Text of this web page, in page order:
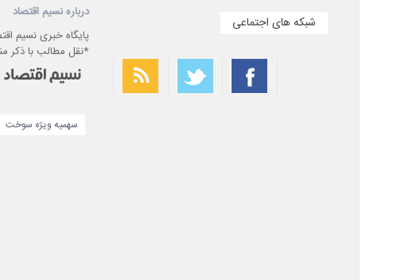
درباره نسیم اقتصاد
پایگاه خبری نسیم
*نقل مطالب با ذکر
سهمیه ویژه سوخت
شبکه های اجتماعی